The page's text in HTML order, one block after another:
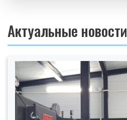
Актуальные новости